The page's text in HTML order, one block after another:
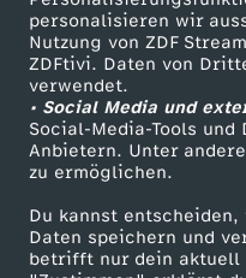
personalisieren wir
Nutzung von ZDF
ZDFtivi. Daten von
verwendet.
• Social Media und
Social-Media-Tools und
Anbietern. Unter
zu ermöglichen.
Du kannst
Daten speichern und
betrifft nur dein aktuell
r
ä
c
h
d
ZDF Unternehmen
Karriere
ZDF goes Schule
Werbefernsehen